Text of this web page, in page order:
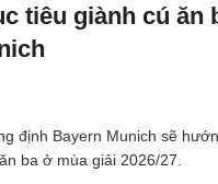
tiêu giành cú ăn
định Bayern Munich sẽ
ba ở mùa giải 2026/27.